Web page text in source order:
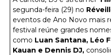
segunda-feira (29) no
eventos de Ano Novo mais
festival reúne grandes
como Luan Santana, Léo
Kauan e Dennis DJ,